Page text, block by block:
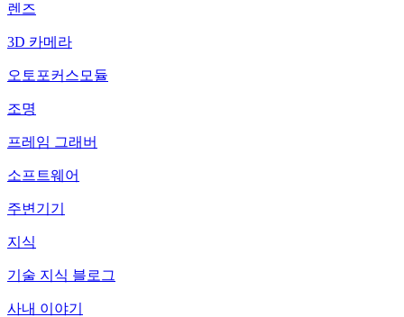
렌즈
3D 카메라
오토포커스모듈
조명
프레임 그래버
소프트웨어
주변기기
지식
기술 지식 블로그
사내 이야기